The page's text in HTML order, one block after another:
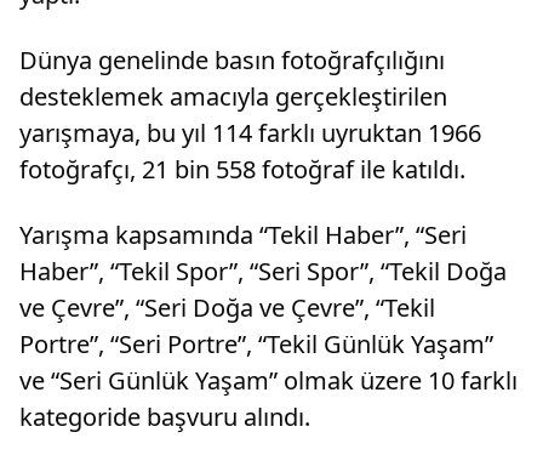
Dünya genelinde basın fotoğrafçılığını
desteklemek amacıyla gerçekleştirilen
yarışmaya, bu yıl 114 farklı uyruktan 1966
fotoğrafçı, 21 bin 558 fotoğraf ile katıldı.
Yarışma kapsamında “Tekil Haber”, “Seri
Haber”, “Tekil Spor”, “Seri Spor”, “Tekil Doğa
ve Çevre”, “Seri Doğa ve Çevre”, “Tekil
Portre”, “Seri Portre”, “Tekil Günlük Yaşam”
ve “Seri Günlük Yaşam” olmak üzere 10 farklı
kategoride başvuru alındı.